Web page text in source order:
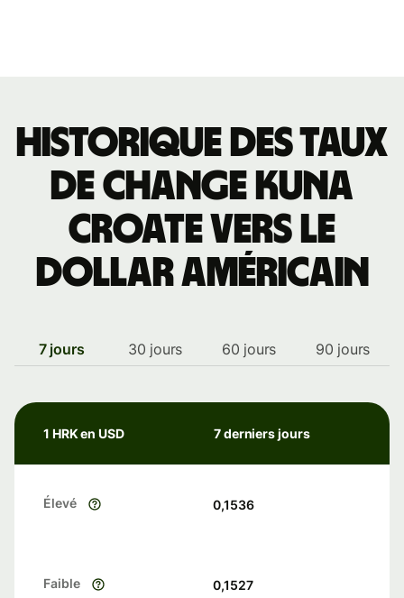
Historique des taux
de change kuna
croate vers le
dollar américain
7 jours 30 jours 60 jours 90 jours
1 HRK en USD 7 derniers jours
Élevé 0,1536
Faible 0,1527